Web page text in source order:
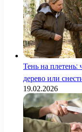
Тень на плетень:
дерево или
19.02.2026